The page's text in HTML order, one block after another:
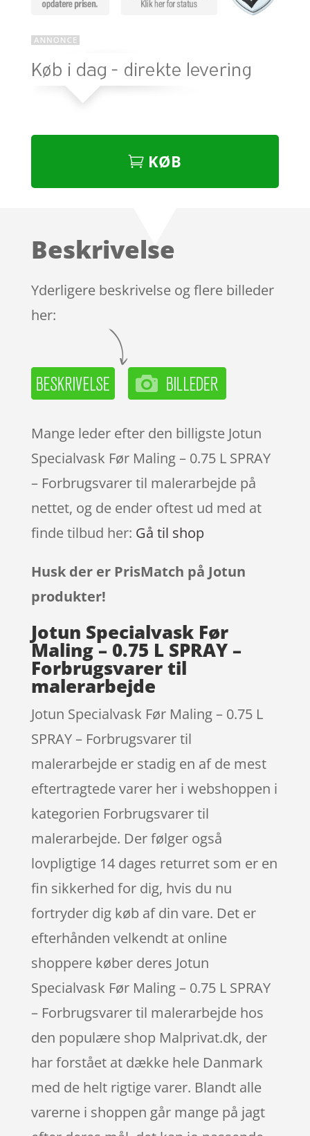
KØB
Beskrivelse
Yderligere beskrivelse og flere billeder
her:
Mange leder efter den billigste Jotun
Specialvask Før Maling – 0.75 L SPRAY
– Forbrugsvarer til malerarbejde på
nettet, og de ender oftest ud med at
finde tilbud her: Gå til shop
Husk der er PrisMatch på Jotun
produkter!
Jotun Specialvask Før
Maling – 0.75 L SPRAY –
Forbrugsvarer til
malerarbejde
Jotun Specialvask Før Maling – 0.75 L
SPRAY – Forbrugsvarer til
malerarbejde er stadig en af de mest
eftertragtede varer her i webshoppen i
kategorien Forbrugsvarer til
malerarbejde. Der følger også
lovpligtige 14 dages returret som er en
fin sikkerhed for dig, hvis du nu
fortryder dig køb af din vare. Det er
efterhånden velkendt at online
shoppere køber deres Jotun
Specialvask Før Maling – 0.75 L SPRAY
– Forbrugsvarer til malerarbejde hos
den populære shop Malprivat.dk, der
har forstået at dække hele Danmark
med de helt rigtige varer. Blandt alle
varerne i shoppen går mange på jagt